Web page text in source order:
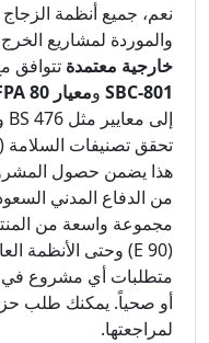
نعم، جميع أنظمة الزجاج
والموردة لمشاريع
خارجية معتمدة تتوافق
SBC-801 ومعيار NFPA 80
هذا يضمن حصول المشروع
من الدفاع المدني
مجموعة واسعة من
متطلبات أي مشروع في
أو صحياً. يمكنك طلب
لمراجعتها.